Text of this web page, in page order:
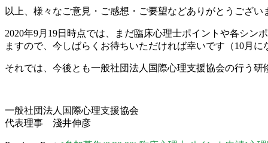
以上、様々なご意見・ご感想・ご要望などありがとうござい
2020年9月19日時点では、まだ臨床心理士ポイントや各シ
ますので、今しばらくお待ちいただければ幸いです（10月
それでは、今後とも一般社団法人国際心理支援協会の行う
一般社団法人国際心理支援協会
代表理事 淺井伸彦